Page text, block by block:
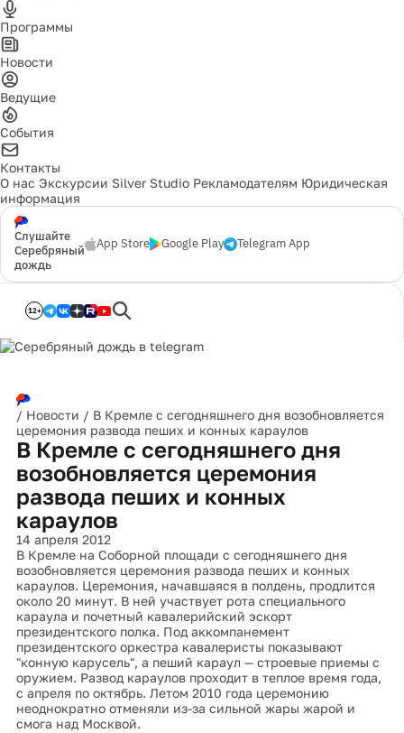
Программы
Новости
Ведущие
События
Контакты
О нас Экскурсии Silver Studio Рекламодателям Юридическая
информация
Слушайте
Серебряный
дождь
App Store Google Play Telegram App
12+
/ Новости / В Кремле с сегодняшнего дня возобновляется
церемония развода пеших и конных караулов
В Кремле с сегодняшнего дня
возобновляется церемония
развода пеших и конных
караулов
14 апреля 2012
В Кремле на Соборной площади с сегодняшнего дня
возобновляется церемония развода пеших и конных
караулов. Церемония, начавшаяся в полдень, продлится
около 20 минут. В ней участвует рота специального
караула и почетный кавалерийский эскорт
президентского полка. Под аккомпанемент
президентского оркестра кавалеристы показывают
"конную карусель", а пеший караул — строевые приемы с
оружием. Развод караулов проходит в теплое время года,
с апреля по октябрь. Летом 2010 года церемонию
неоднократно отменяли из-за сильной жары жарой и
смога над Москвой.